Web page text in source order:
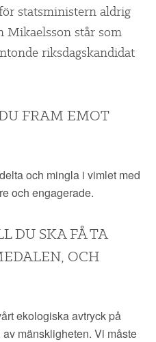
statsministern aldrig
Mikaelsson står som
riksdagskandidat
FRAM EMOT
och mingla i vimlet med
och engagerade.
DU SKA FÅ TA
OCH
ekologiska avtryck på
mänskligheten. Vi måste